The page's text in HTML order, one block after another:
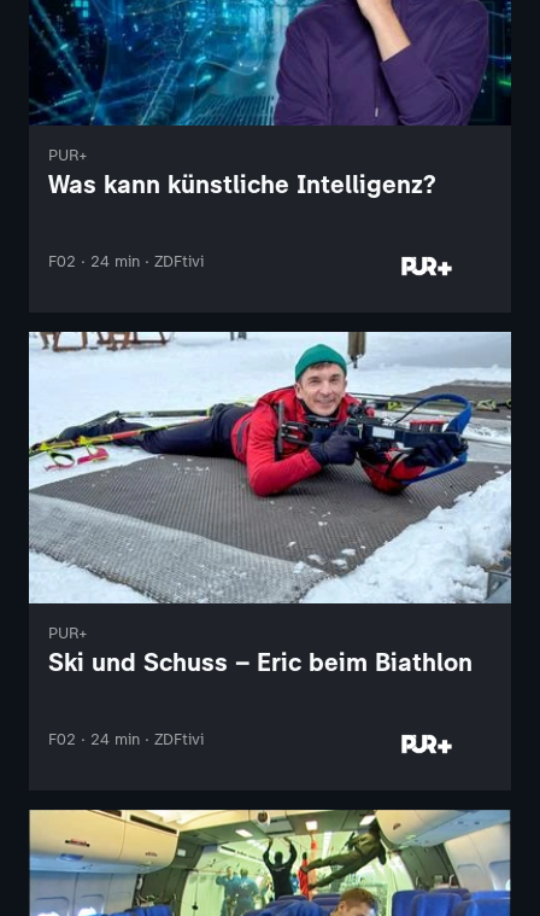
PUR+
Was kann künstliche Intelligenz?
F02 · 24 min · ZDFtivi
PUR+
Ski und Schuss – Eric beim Biathlon
F02 · 24 min · ZDFtivi